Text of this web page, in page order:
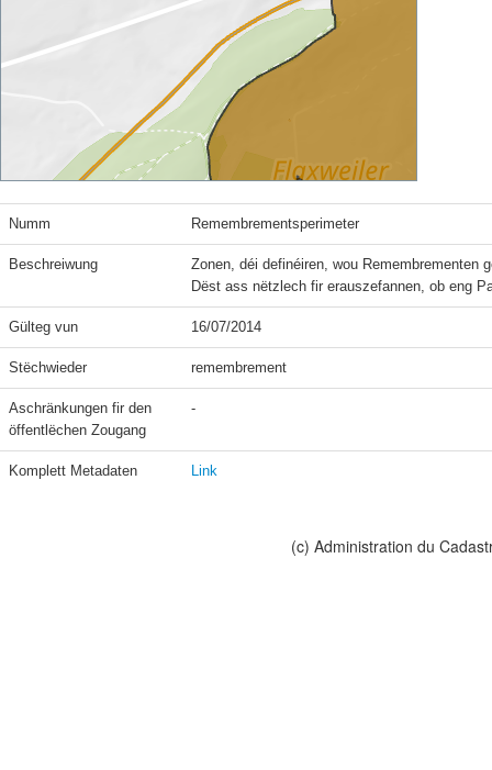
Numm Remembrementsperimeter
Beschreiwung
Zonen, déi definéiren, wou Remembrementen
Dëst ass nëtzlech fir erauszefannen, ob eng
Gülteg vun 16/07/2014
Stëchwieder remembrement
Aschränkungen fir den
öffentlëchen Zougang
-
Komplett Metadaten Link
(c) Administration du